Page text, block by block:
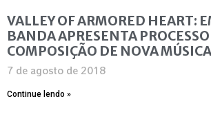
VALLEY OF ARMORED HEART:
BANDA APRESENTA
COMPOSIÇÃO DE NOVA MÚSICA
7 de agosto de 2018
Continue lendo »